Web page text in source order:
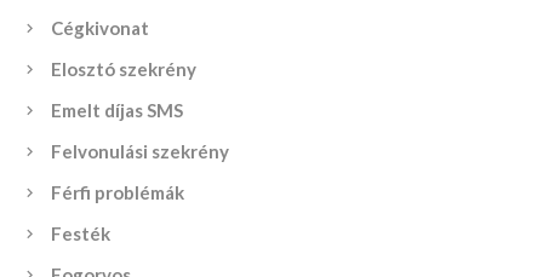
Cégkivonat
Elosztó szekrény
Emelt díjas SMS
Felvonulási szekrény
Férfi problémák
Festék